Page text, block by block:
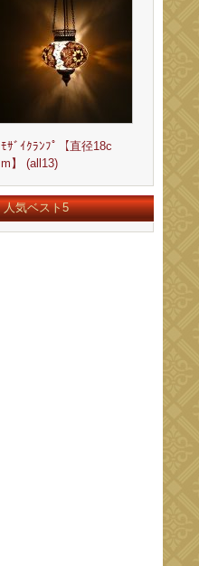
ﾓｻﾞｲｸﾗﾝﾌﾟ【直径18c
m】 (all13)
人気ベスト5